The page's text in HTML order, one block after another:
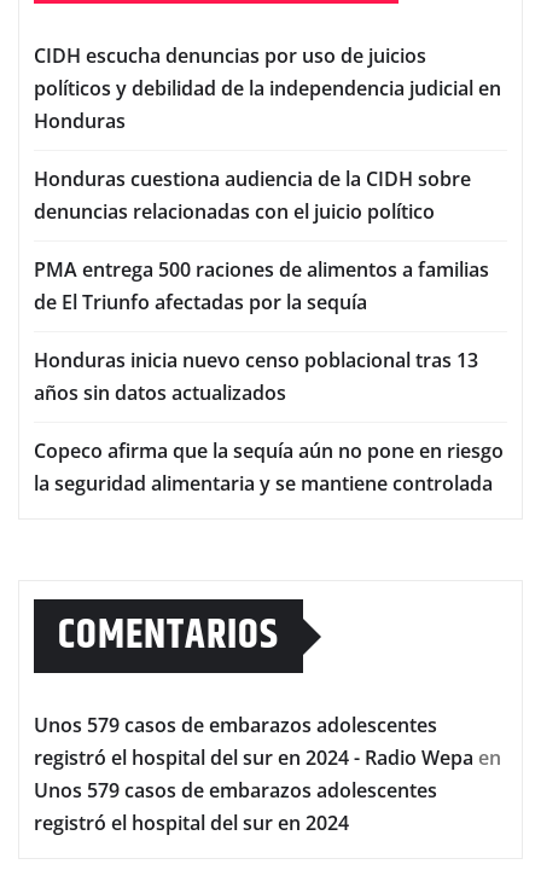
CIDH escucha denuncias por uso de juicios
políticos y debilidad de la independencia judicial en
Honduras
Honduras cuestiona audiencia de la CIDH sobre
denuncias relacionadas con el juicio político
PMA entrega 500 raciones de alimentos a familias
de El Triunfo afectadas por la sequía
Honduras inicia nuevo censo poblacional tras 13
años sin datos actualizados
Copeco afirma que la sequía aún no pone en riesgo
la seguridad alimentaria y se mantiene controlada
COMENTARIOS
Unos 579 casos de embarazos adolescentes
registró el hospital del sur en 2024 - Radio Wepa en
Unos 579 casos de embarazos adolescentes
registró el hospital del sur en 2024